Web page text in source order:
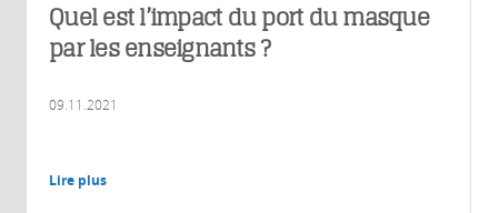
Quel est l’impact du port du masque
par les enseignants ?
09.11.2021
Lire plus